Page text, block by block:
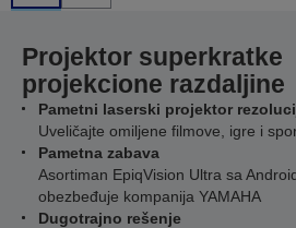
Projektor superkratke
projekcione razdaljine
Pametni laserski projektor
Uveličajte omiljene filmove, igre i
Pametna zabava
Asortiman EpiqVision Ultra sa
obezbeđuje kompanija YAMAHA
Dugotrajno rešenje